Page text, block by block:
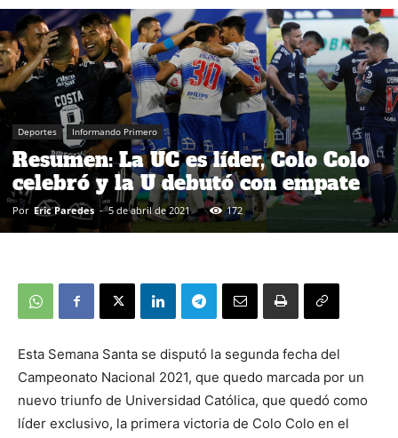
Deportes Informando Primero
Resumen: La UC es líder, Colo Colo
celebró y la U debutó con empate
Por Eric Paredes - 5 de abril de 2021 172
Esta Semana Santa se disputó la segunda fecha del
Campeonato Nacional 2021, que quedo marcada por un
nuevo triunfo de Universidad Católica, que quedó como
líder exclusivo, la primera victoria de Colo Colo en el